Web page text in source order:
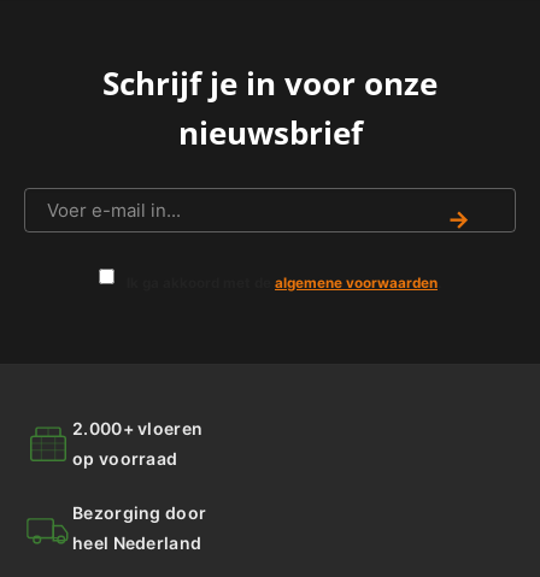
Schrijf je in voor onze
nieuwsbrief
→
algemene voorwaarden
2.000+ vloeren
op voorraad
Bezorging door
heel Nederland